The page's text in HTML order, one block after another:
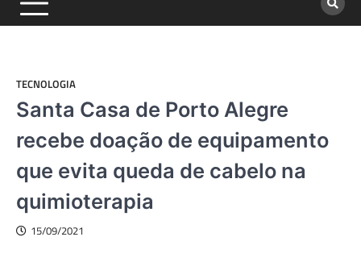
TECNOLOGIA
Santa Casa de Porto Alegre
recebe doação de equipamento
que evita queda de cabelo na
quimioterapia
15/09/2021